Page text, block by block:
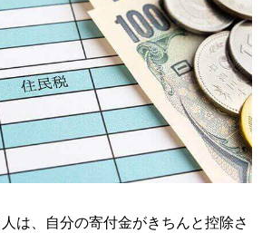
は、自分の寄付金がきちんと控除さ